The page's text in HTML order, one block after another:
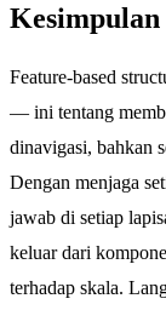
Kesimpulan
Feature-based
— ini tentang
dinavigasi, bahkan
Dengan menjaga
jawab di setiap
keluar dari
terhadap skala.